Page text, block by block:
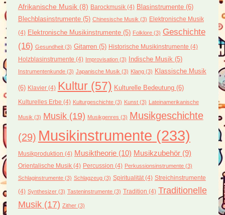
Afrikanische Musik(8) Barockmusik(4) Blasinstrumente(6)
Blechblasinstrumente(5) Chinesische Musik (3) Elektronische Musik
(4) Elektronische Musikinstrumente(5) Folklore(3) Geschichte
(16) Gesundheit(3) Gitarren(5) Historische Musikinstrumente (4)
Holzblasinstrumente (4) Improvisation(3) Indische Musik (5)
Instrumentenkunde(3) Japanische Musik (3) Klang(3) Klassische Musik
(6) Klavier(4) Kultur(57) Kulturelle Bedeutung(6)
Kulturelles Erbe (4) Kulturgeschichte(3) Kunst(3) Lateinamerikanische
Musik (3) Musik(19) Musikgenres (3) Musikgeschichte
(29) Musikinstrumente (233)
Musikproduktion (4) Musiktheorie(10) Musikzubehör(9)
Orientalische Musik(4) Percussion (4) Perkussionsinstrumente(3)
Schlaginstrumente(3) Schlagzeug(3) Spiritualität(4) Streichinstrumente
(4) Synthesizer(3) Tasteninstrumente(3) Tradition (4) Traditionelle
Musik(17) Zither(3)